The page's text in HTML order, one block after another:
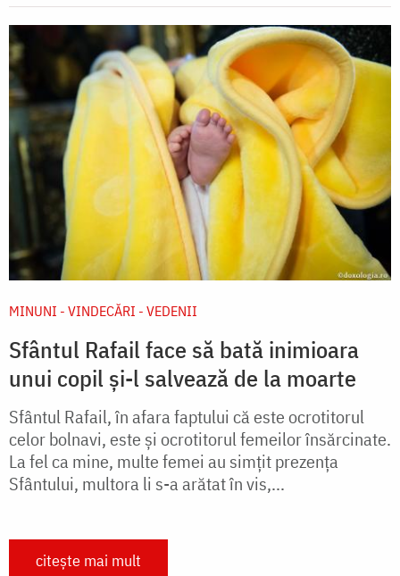
MINUNI - VINDECĂRI - VEDENII
Sfântul Rafail face să bată inimioara
unui copil și-l salvează de la moarte
Sfântul Rafail, în afara faptului că este ocrotitorul
celor bolnavi, este şi ocrotitorul femeilor însărcinate.
La fel ca mine, multe femei au simţit prezența
Sfântului, multora li s-a arătat în vis,...
citește mai mult